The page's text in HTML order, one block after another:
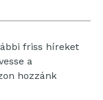
friss híreket
a
hozzánk